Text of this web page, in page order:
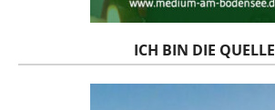
ICH BIN DIE QUELLE